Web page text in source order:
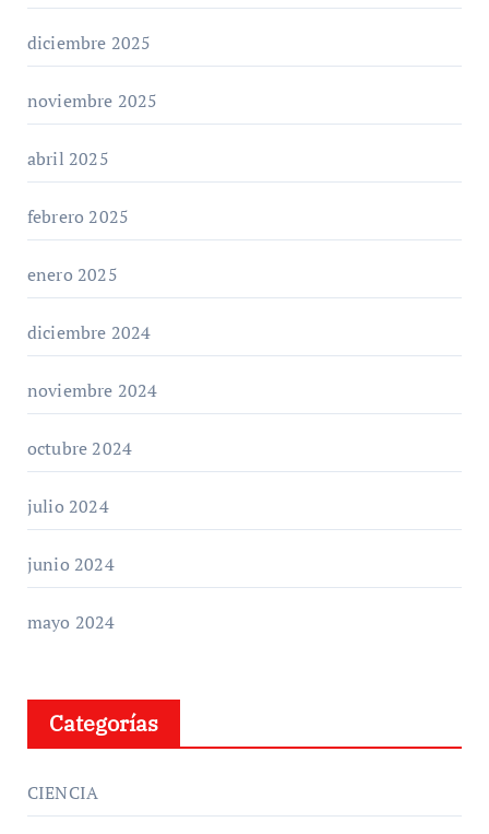
diciembre 2025
noviembre 2025
abril 2025
febrero 2025
enero 2025
diciembre 2024
noviembre 2024
octubre 2024
julio 2024
junio 2024
mayo 2024
Categorías
CIENCIA